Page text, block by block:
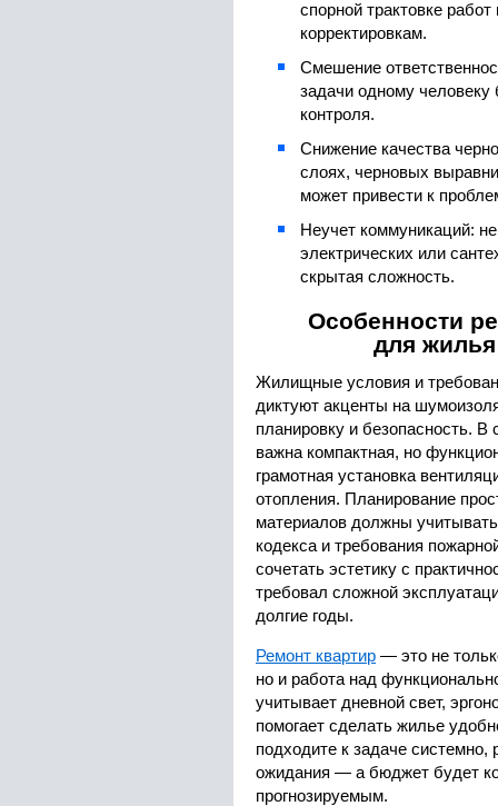
спорной трактовке
корректировкам.
Смешение
задачи одному человеку
контроля.
Снижение качества
слоях, черновых
может привести к
Неучет коммуникаций:
электрических или
скрытая сложность.
Особенности
для
Жилищные условия и
диктуют акценты на
планировку и безопасность.
важна компактная, но
грамотная установка
отопления. Планирование
материалов должны
кодекса и требования
сочетать эстетику с
требовал сложной
долгие годы.
Ремонт квартир — это не
но и работа над
учитывает дневной свет,
помогает сделать жилье
подходите к задаче системно,
ожидания — а бюджет будет
прогнозируемым.